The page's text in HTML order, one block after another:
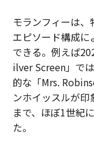
モランフィーは
エピソード構成に
できる。例えば
ilver Screen」で
的な「Mrs.
ンホイッスルが
まで、ほぼ1世紀
た。